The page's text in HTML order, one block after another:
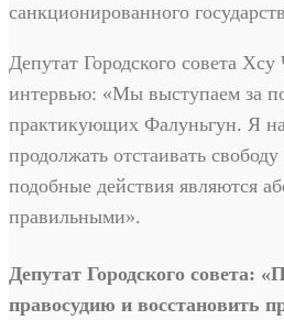
санкционированного
Депутат Городского совета
интервью: «Мы выступаем за
практикующих Фалуньгун. Я
продолжать отстаивать
подобные действия являются
правильными».
Депутат Городского совета:
правосудию и восстановить